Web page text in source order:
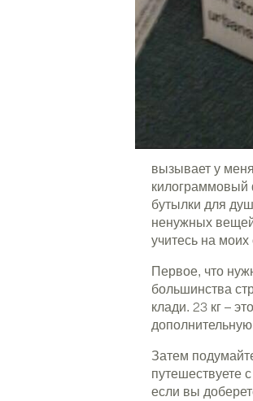
вызывает у
килограммовый
бутылки для
ненужных
учитесь на
Первое, что
большинства
клади. 23 кг –
Затем
путешествуете
если вы